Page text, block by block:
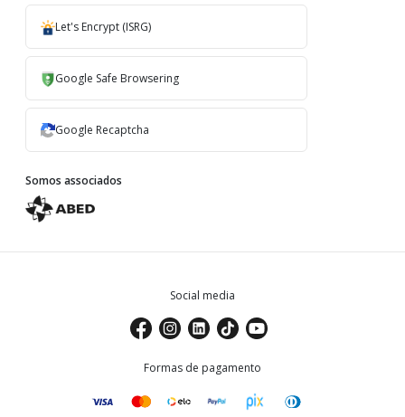
Let's Encrypt (ISRG)
Google Safe Browsering
Google Recaptcha
Somos associados
Social media
Formas de pagamento